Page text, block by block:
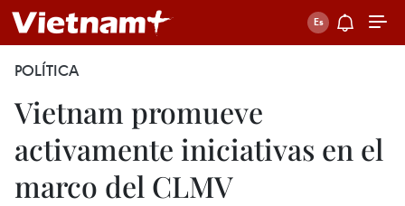
POLÍTICA
Vietnam promueve
activamente iniciativas en el
marco del CLMV